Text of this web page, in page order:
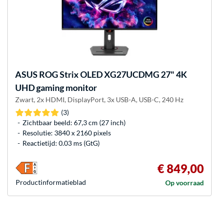
ASUS ROG Strix OLED XG27UCDMG 27" 4K
UHD gaming monitor
Zwart, 2x HDMI, DisplayPort, 3x USB-A, USB-C, 240 Hz
(3)
Zichtbaar beeld: 67,3 cm (27 inch)
Resolutie: 3840 x 2160 pixels
Reactietijd: 0.03 ms (GtG)
€ 849,00
Op voorraad
Product­informatieblad